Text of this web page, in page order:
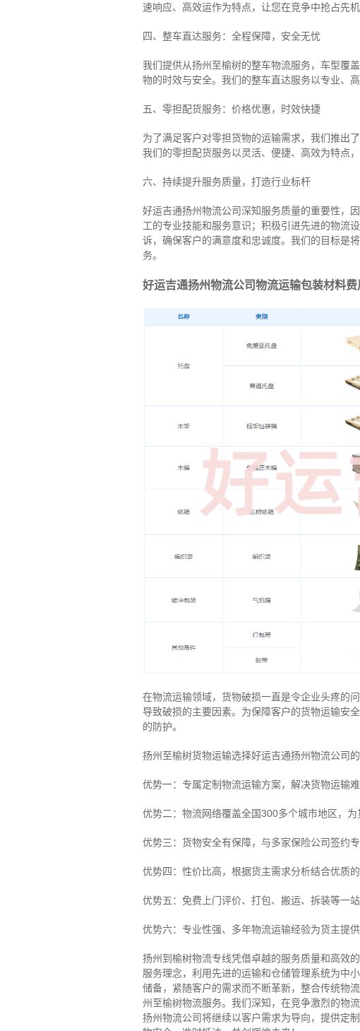
速响应、高效运作为特点，让您在竞争中抢占先机
四、整车直达服务：全程保障，安全无忧
我们提供从扬州至榆树的整车物流服务，车型覆
物的时效与安全。我们的整车直达服务以专业、
五、零担配货服务：价格优惠，时效快捷
为了满足客户对零担货物的运输需求，我们推出
我们的零担配货服务以灵活、便捷、高效为特点
六、持续提升服务质量，打造行业标杆
好运吉通扬州物流公司深知服务质量的重要性，
工的专业技能和服务意识；积极引进先进的物流
诉，确保客户的满意度和忠诚度。我们的目标是
务。
好运吉通扬州物流公司物流运输包装材料费
在物流运输领域，货物破损一直是令企业头疼的
导致破损的主要因素。为保障客户的货物运输安
的防护。
扬州至榆树货物运输选择好运吉通扬州物流公司
优势一：专属定制物流运输方案，解决货物运输
优势二：物流网络覆盖全国300多个城市地区，
优势三：货物安全有保障，与多家保险公司签约
优势四：性价比高，根据货主需求分析结合优质
优势五：免费上门评价、打包、搬运、拆装等一
优势六：专业性强、多年物流运输经验为货主提
扬州到榆树物流专线凭借卓越的服务质量和高效
服务理念，利用先进的运输和仓储管理系统为中
储备，紧随客户的需求而不断革新，整合传统物
州至榆树物流服务。 我们深知，在竞争激烈的物
扬州物流公司将继续以客户需求为导向，提供定